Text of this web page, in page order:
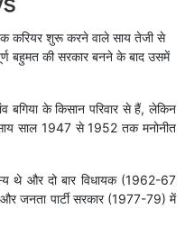
करियर शुरू करने वाले साय तेजी से
बहुमत की सरकार बनने के बाद उसमें
के किसान परिवार से हैं, लेकिन
साल 1947 से 1952 तक मनोनीत
थे और दो बार विधायक (1962-67
जनता पार्टी सरकार (1977-79) में